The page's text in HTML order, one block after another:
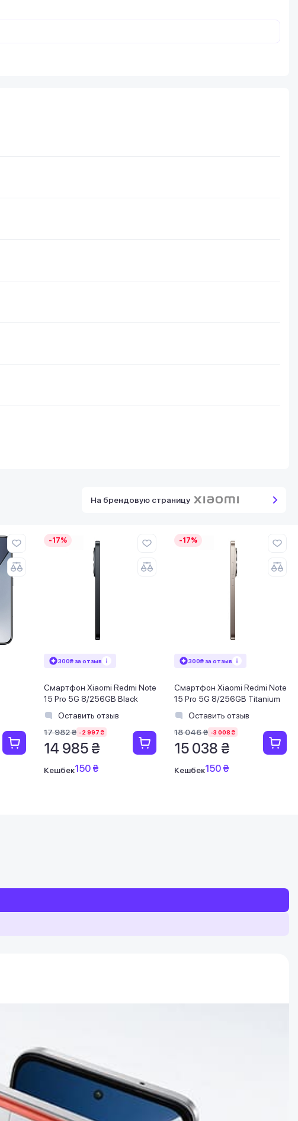
На брендовую страницу
-17%
300₴ за отзыв
Смартфон Xiaomi Redmi Note
15 Pro 5G 8/256GB Black
Оставить отзыв
17 982 ₴ -2 997 ₴
14 985 ₴
Кешбек150 ₴
-17%
300₴ за отзыв
Смартфон Xiaomi Redmi Note
15 Pro 5G 8/256GB Titanium
Оставить отзыв
18 046 ₴ -3 008 ₴
15 038 ₴
Кешбек150 ₴